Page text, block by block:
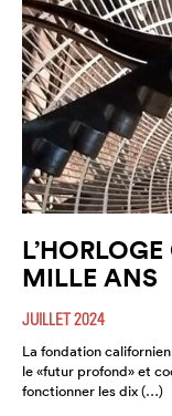
MILLE ANS
JUILLET 2024
La fondation
le «futur profond» et
fonctionner les dix (…)